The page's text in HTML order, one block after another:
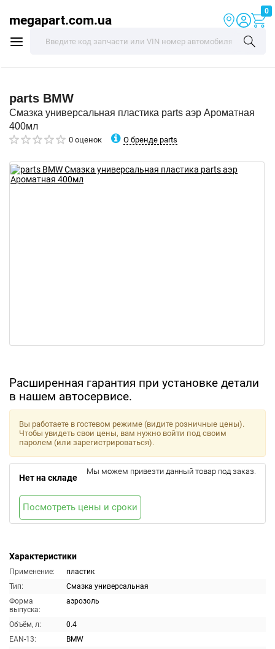
megapart.com.ua
0
parts BMW
Смазка универсальная пластика parts аэр Ароматная
400мл
0 оценок О бренде parts
Расширенная гарантия при установке детали
в нашем автосервисе.
Характеристики
Применение:
пластик
Тип:
Смазка универсальная
Форма
выпуска:
аэрозоль
Объём, л:
0.4
EAN-13:
BMW
Вы работаете в гостевом режиме (видите розничные цены).
Чтобы увидеть свои цены, вам нужно войти под своим
паролем (или зарегистрироваться).
Нет на складе
Мы можем привезти данный товар под заказ.
Посмотреть цены и сроки